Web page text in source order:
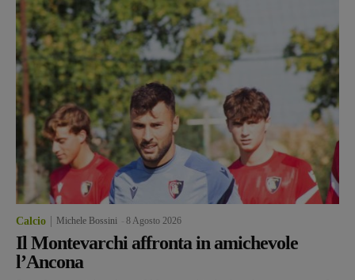
Calcio Michele Bossini 8 Agosto 2026
Il Montevarchi affronta in amichevole
l’Ancona